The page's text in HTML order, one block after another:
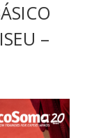
–